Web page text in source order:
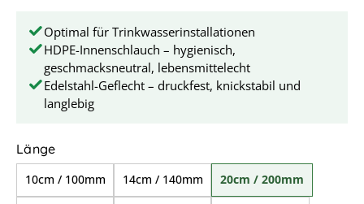
Optimal für Trinkwasserinstallationen
HDPE-Innenschlauch – hygienisch,
geschmacksneutral, lebensmittelecht
Edelstahl-Geflecht – druckfest, knickstabil und
langlebig
Längeauswählen
10cm / 100mm 14cm / 140mm 20cm / 200mm